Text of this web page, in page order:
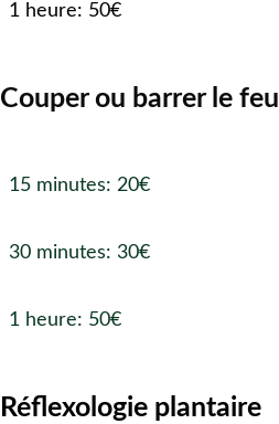
1 heure: 50€
Couper ou barrer le feu
15 minutes: 20€
30 minutes: 30€
1 heure: 50€
Réflexologie plantaire